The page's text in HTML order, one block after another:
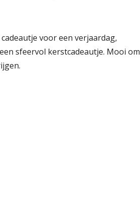
voor een verjaardag,
sfeervol kerstcadeautje. Mooi om